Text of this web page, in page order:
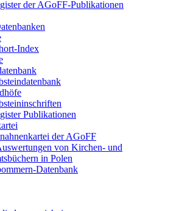
der AGoFF-Publikationen
Index
Publikationen
der AGoFF
von Kirchen- und
in Polen
Datenbank